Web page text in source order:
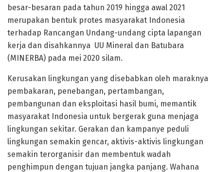
besar-besaran pada tahun 2019 hingga awal 2021
merupakan bentuk protes masyarakat Indonesia
terhadap Rancangan Undang-undang cipta lapangan
kerja dan disahkannya UU Mineral dan Batubara
(MINERBA) pada mei 2020 silam.
Kerusakan lingkungan yang disebabkan oleh maraknya
pembakaran, penebangan, pertambangan,
pembangunan dan eksploitasi hasil bumi, memantik
masyarakat Indonesia untuk bergerak guna menjaga
lingkungan sekitar. Gerakan dan kampanye peduli
lingkungan semakin gencar, aktivis-aktivis lingkungan
semakin terorganisir dan membentuk wadah
penghimpun dengan tujuan jangka panjang. Wahana